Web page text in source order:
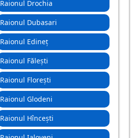
Raionul Drochia
Raionul Dubasari
Raionul Edineț
Raionul Fălești
Raionul Florești
Raionul Glodeni
Raionul Hîncești